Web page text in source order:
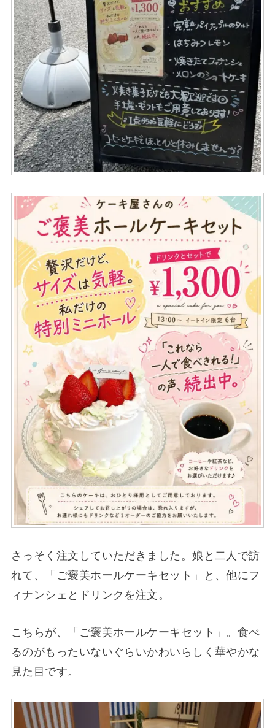
さっそく注文していただきました。娘と二人で訪
れて、「ご褒美ホールケーキセット」と、他にフ
ィナンシェとドリンクを注文。
こちらが、「ご褒美ホールケーキセット」。食べ
るのがもったいないぐらいかわいらしく華やかな
見た目です。